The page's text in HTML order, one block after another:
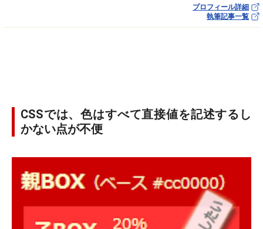
プロフィール詳細
執筆記事一覧
CSSでは、色はすべて直接値を記述するし
かない点が不便